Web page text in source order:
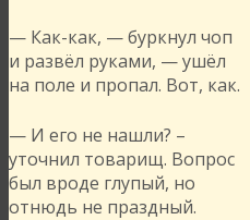
— Как-как, — буркнул чоп
и развёл руками, — ушёл
на поле и пропал. Вот, как.
— И его не нашли? –
уточнил товарищ. Вопрос
был вроде глупый, но
отнюдь не праздный.